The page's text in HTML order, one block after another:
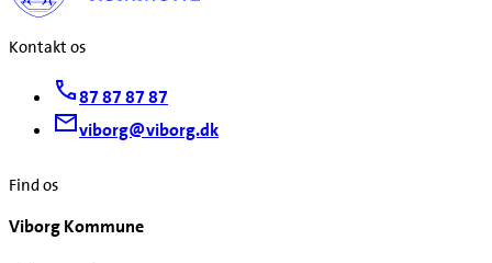
Kontakt os
87 87 87 87
viborg@viborg.dk
Find os
Viborg Kommune